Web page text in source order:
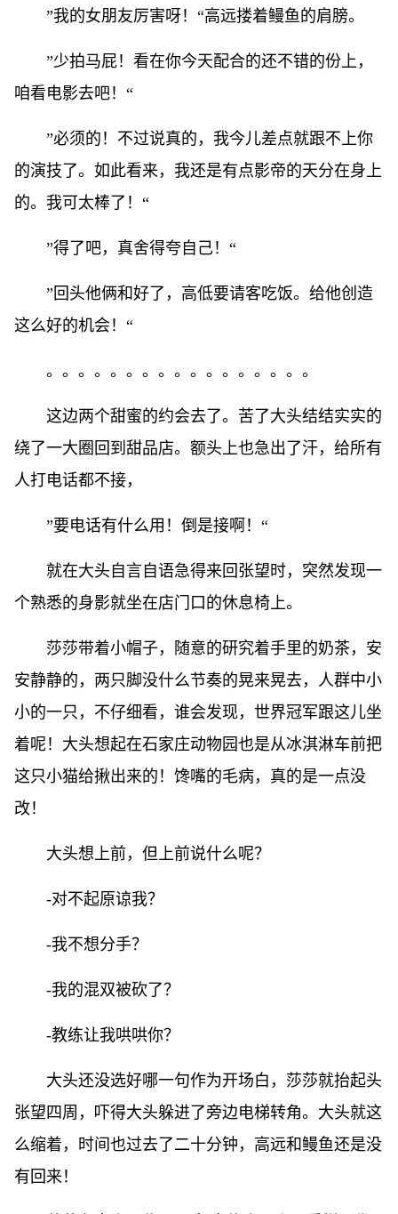
”我的女朋友厉害呀！“高远搂着鳗鱼的肩膀。
”少拍马屁！看在你今天配合的还不错的份上，
咱看电影去吧！“
”必须的！不过说真的，我今儿差点就跟不上你
的演技了。如此看来，我还是有点影帝的天分在身上
的。我可太棒了！“
”得了吧，真舍得夸自己！“
”回头他俩和好了，高低要请客吃饭。给他创造
这么好的机会！“
。。。。。。。。。。。。。。。。。
这边两个甜蜜的约会去了。苦了大头结结实实的
绕了一大圈回到甜品店。额头上也急出了汗，给所有
人打电话都不接，
”要电话有什么用！倒是接啊！“
就在大头自言自语急得来回张望时，突然发现一
个熟悉的身影就坐在店门口的休息椅上。
莎莎带着小帽子，随意的研究着手里的奶茶，安
安静静的，两只脚没什么节奏的晃来晃去，人群中小
小的一只，不仔细看，谁会发现，世界冠军跟这儿坐
着呢！大头想起在石家庄动物园也是从冰淇淋车前把
这只小猫给揪出来的！馋嘴的毛病，真的是一点没
改！
大头想上前，但上前说什么呢？
-对不起原谅我？
-我不想分手？
-我的混双被砍了？
-教练让我哄哄你？
大头还没选好哪一句作为开场白，莎莎就抬起头
张望四周，吓得大头躲进了旁边电梯转角。大头就这
么缩着，时间也过去了二十分钟，高远和鳗鱼还是没
有回来！